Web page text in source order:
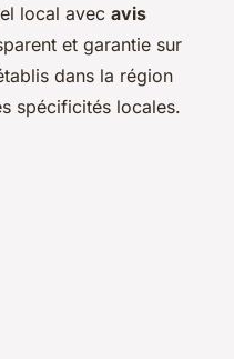
local avec avis
et garantie sur
dans la région
spécificités locales.